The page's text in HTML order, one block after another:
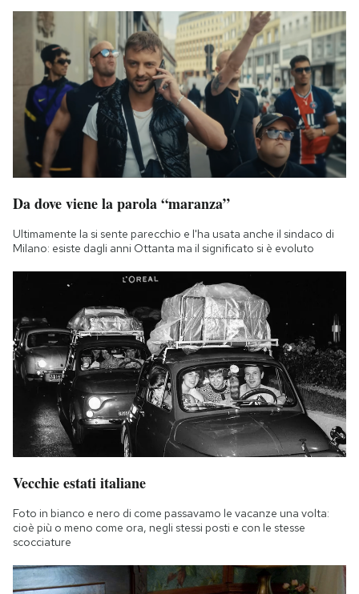
Da dove viene la parola “maranza”
Ultimamente la si sente parecchio e l'ha usata anche il sindaco di
Milano: esiste dagli anni Ottanta ma il significato si è evoluto
Vecchie estati italiane
Foto in bianco e nero di come passavamo le vacanze una volta:
cioè più o meno come ora, negli stessi posti e con le stesse
scocciature